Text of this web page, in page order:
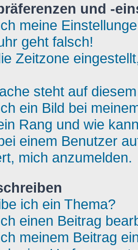
und -
meine
geht falsch!
Zeitzone
steht auf
ein Bild bei
Rang und wie
einem Benutzer
mich anzumelden.
ich ein Thema?
einen Beitrag
meinem Beitrag